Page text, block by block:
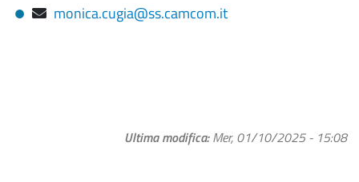
monica.cugia@ss.camcom.it
Ultima modifica Mer, 01/10/2025 - 15:08